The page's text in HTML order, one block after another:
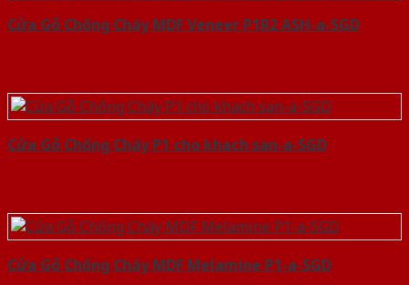
Cửa Gỗ Chống Cháy MDF Veneer P1R2 ASH-a-SGD
Cửa Gỗ Chống Cháy P1 cho khach san-a-SGD
Cửa Gỗ Chống Cháy MDF Melamine P1-a-SGD